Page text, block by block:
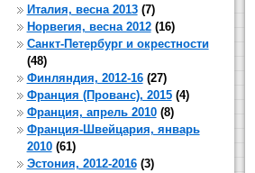
Италия, весна 2013(7)
Норвегия, весна 2012(16)
Санкт-Петербург и окрестности
(48)
Финляндия, 2012-16(27)
Франция (Прованс), 2015(4)
Франция, апрель 2010(8)
Франция-Швейцария, январь
2010(61)
Эстония, 2012-2016(3)